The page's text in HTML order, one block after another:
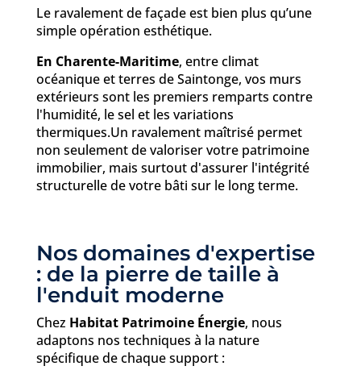
Le ravalement de façade est bien plus qu’une
simple opération esthétique.
En Charente-Maritime, entre climat
océanique et terres de Saintonge, vos murs
extérieurs sont les premiers remparts contre
l'humidité, le sel et les variations
thermiques.Un ravalement maîtrisé permet
non seulement de valoriser votre patrimoine
immobilier, mais surtout d'assurer l'intégrité
structurelle de votre bâti sur le long terme.
Nos domaines d'expertise
: de la pierre de taille à
l'enduit moderne
Chez Habitat Patrimoine Énergie, nous
adaptons nos techniques à la nature
spécifique de chaque support :